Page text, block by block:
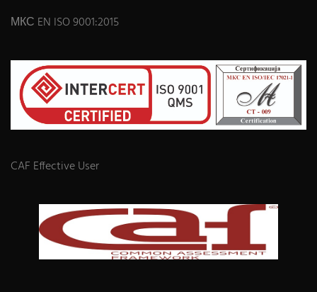
МКС EN ISO 9001:2015
CAF Effective User